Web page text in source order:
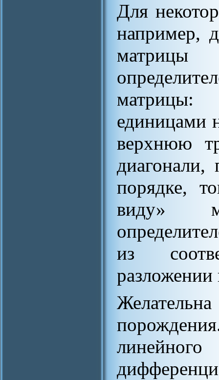
Для
например,
матрицы
единицами
верхнюю
диагонали,
порядке,
виду»
из
разложении